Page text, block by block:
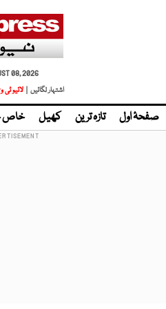
08, 2026
اشتہار لگائیں |
لائیو ٹی
صفحۂ اول تازہ ترین کھیل خاص